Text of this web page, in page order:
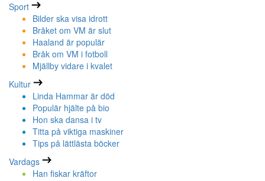
Sport
Bilder ska visa idrott
Bråket om VM är slut
Haaland är populär
Bråk om VM i fotboll
Mjällby vidare i kvalet
Kultur
Linda Hammar är död
Populär hjälte på bio
Hon ska dansa i tv
Titta på viktiga maskiner
Tips på lättlästa böcker
Vardags
Han fiskar kräftor